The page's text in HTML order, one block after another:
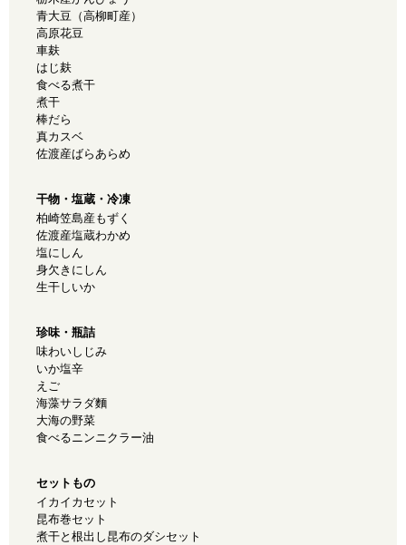
青大豆（高柳町産）
高原花豆
車麸
はじ麸
食べる煮干
煮干
棒だら
真カスベ
佐渡産ばらあらめ
干物・塩蔵・冷凍
柏崎笠島産もずく
佐渡産塩蔵わかめ
塩にしん
身欠きにしん
生干しいか
珍味・瓶詰
味わいしじみ
いか塩辛
えご
海藻サラダ麵
大海の野菜
食べるニンニクラー油
セットもの
イカイカセット
昆布巻セット
煮干と根出し昆布のダシセット